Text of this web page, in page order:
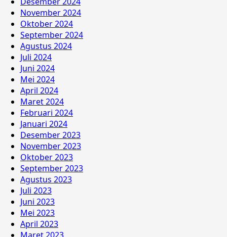
November 2024
Oktober 2024
September 2024
Agustus 2024
Juli 2024
Juni 2024
Mei 2024
April 2024
Maret 2024
Februari 2024
Januari 2024
Desember 2023
November 2023
Oktober 2023
September 2023
Agustus 2023
Juli 2023
Juni 2023
Mei 2023
April 2023